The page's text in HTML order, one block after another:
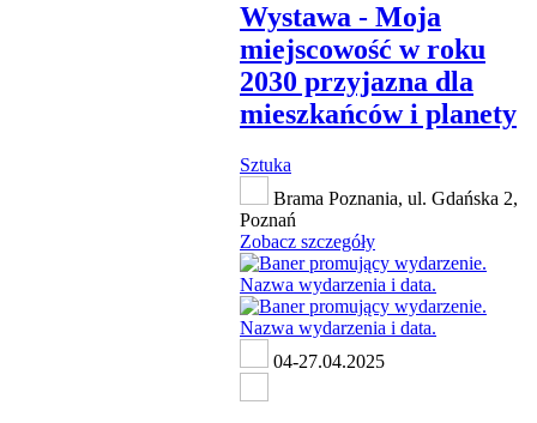
Wystawa - Moja
miejscowość w roku
2030 przyjazna dla
mieszkańców i planety
Sztuka
Brama Poznania, ul. Gdańska 2,
Poznań
Zobacz szczegóły
04-27.04.2025